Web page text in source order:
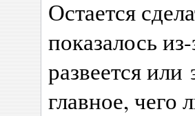
Остается
показалось
развеется или
главное, чего